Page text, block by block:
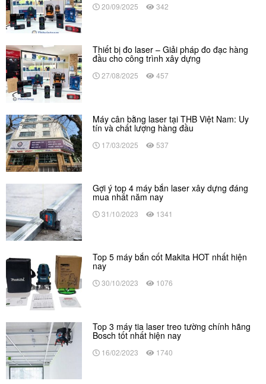
20/09/2025 342
Thiết bị đo laser – Giải pháp đo đạc hàng
đầu cho công trình xây dựng
27/08/2025 457
Máy cân bằng laser tại THB Việt Nam: Uy
tín và chất lượng hàng đầu
17/03/2025 537
Gợi ý top 4 máy bắn laser xây dựng đáng
mua nhất năm nay
31/10/2023 1341
Top 5 máy bắn cốt Makita HOT nhất hiện
nay
30/10/2023 1076
Top 3 máy tia laser treo tường chính hãng
Bosch tốt nhất hiện nay
16/02/2023 1740